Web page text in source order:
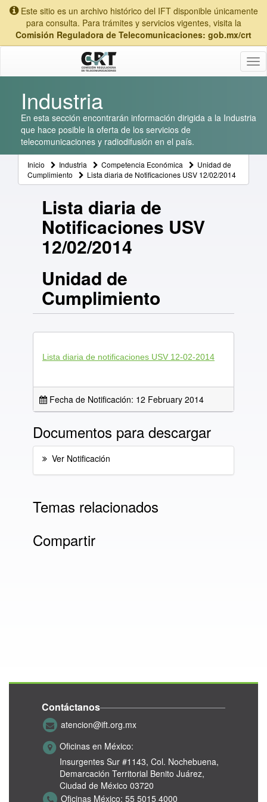
Este sitio es un archivo histórico del IFT disponible únicamente
para consulta. Para trámites y servicios vigentes, visita la
Comisión Reguladora de Telecomunicaciones: gob.mx/crt
Industria
En esta sección encontrarán información dirigida a la Industria
que hace posible la oferta de los servicios de
telecomunicaciones y radiodifusión en el país.
Inicio Industria Competencia Económica
Unidad de
Cumplimiento
Lista diaria de Notificaciones USV 12/02/2014
Lista diaria de
Notificaciones USV
12/02/2014
Unidad de
Cumplimiento
Lista diaria de notificaciones USV 12-02-2014
Fecha de Notificación: 12 February 2014
Documentos para descargar
Ver Notificación
Temas relacionados
Compartir
Contáctanos
atencion@ift.org.mx
Oficinas en México:
Insurgentes Sur #1143, Col. Nochebuena,
Demarcación Territorial Benito Juárez,
Ciudad de México 03720
Oficinas México: 55 5015 4000